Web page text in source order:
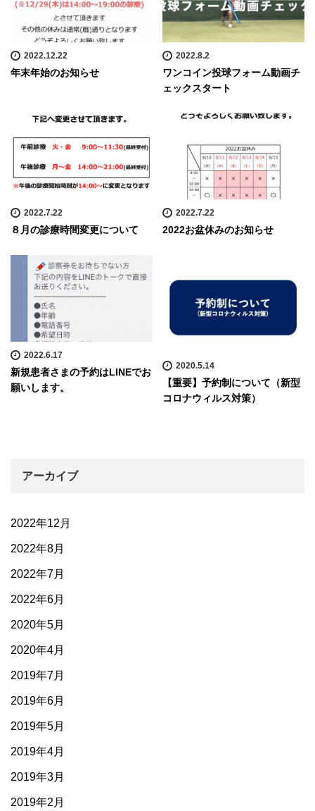
2022.12.22
年末年始のお知らせ
2022.8.2
ワンコイン投球フォーム動画チ
ェックスタート
2022.7.22
８月の診療時間変更について
2022.7.22
2022お盆休みのお知らせ
2022.6.17
新規患者さまの予約はLINEでお
願いします。
2020.5.14
【重要】予約制について（新型
コロナウィルス対策）
アーカイブ
2022年12月
2022年8月
2022年7月
2022年6月
2020年5月
2020年4月
2019年7月
2019年6月
2019年5月
2019年4月
2019年3月
2019年2月